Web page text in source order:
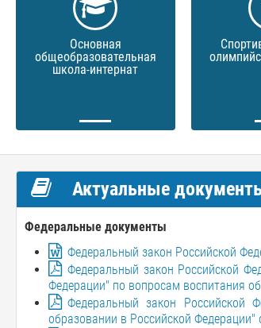
Основная
общеобразовательная
школа-интернат
Актуальные
Федеральные документы
Федеральный закон Российской
Федеральный закон Российской
Федерации" по вопросам воспитания
Федеральный закон
образовании в Российской Федерации"